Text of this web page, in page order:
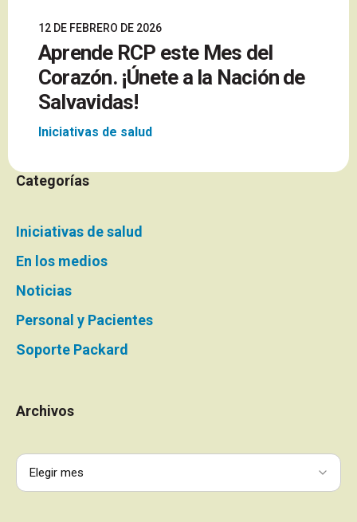
12 DE FEBRERO DE 2026
Aprende RCP este Mes del
Corazón. ¡Únete a la Nación de
Salvavidas!
Iniciativas de salud
Categorías
Iniciativas de salud
En los medios
Noticias
Personal y Pacientes
Soporte Packard
Archivos